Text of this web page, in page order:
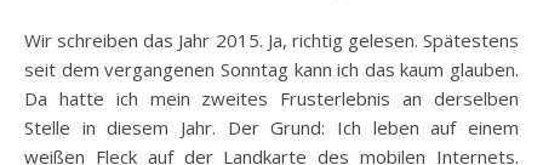
Wir schreiben das Jahr 2015. Ja, richtig gelesen. Spätestens
seit dem vergangenen Sonntag kann ich das kaum glauben.
Da hatte ich mein zweites Frusterlebnis an derselben
Stelle in diesem Jahr. Der Grund: Ich leben auf einem
weißen Fleck auf der Landkarte des mobilen Internets.